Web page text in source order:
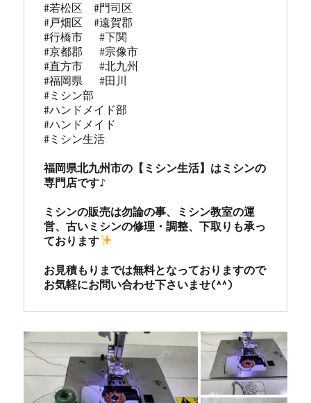
#若松区  #門司区
#戸畑区  #遠賀郡
#行橋市   #下関
#京都郡   #宗像市
#直方市   #北九州
#福岡県   #田川
#ミシン部
#ハンドメイド部
#ハンドメイド
#ミシン生活
福岡県北九州市の【ミシン生活】はミシンの
専門店です♪
ミシンの販売は勿論の事、ミシン教室の運
営、古いミシンの修理・調整、下取りも承っ
ております
お見積もりまでは無料となっておりますので
お気軽にお問い合わせ下さいませ(^^)